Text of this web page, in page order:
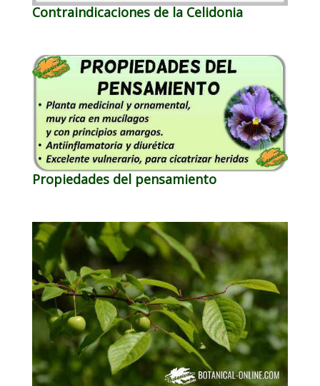
Contraindicaciones de la Celidonia
Propiedades del pensamiento